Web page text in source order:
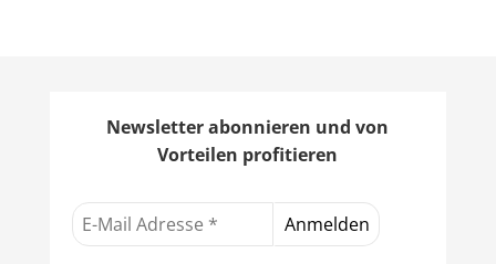
Newsletter abonnieren und von
Vorteilen profitieren